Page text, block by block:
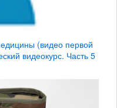
(видео первой
видеокурс. Часть 5